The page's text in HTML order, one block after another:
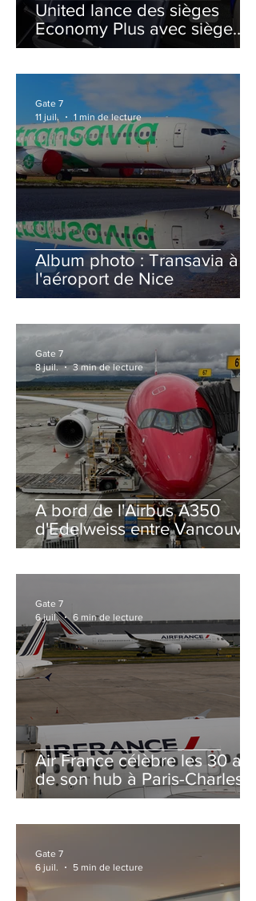
United lance des sièges
Economy Plus avec siège
central neutralisé
Album photo : Transavia à
l'aéroport de Nice
Gate 7
11 juil.
1 min de lecture
A bord de l'Airbus A350
d'Edelweiss entre Vancouver
et Zurich
Gate 7
8 juil.
3 min de lecture
Air France célèbre les 30 ans
de son hub à Paris-Charles
de Gaulle
Gate 7
6 juil.
6 min de lecture
Gate 7
6 juil.
5 min de lecture